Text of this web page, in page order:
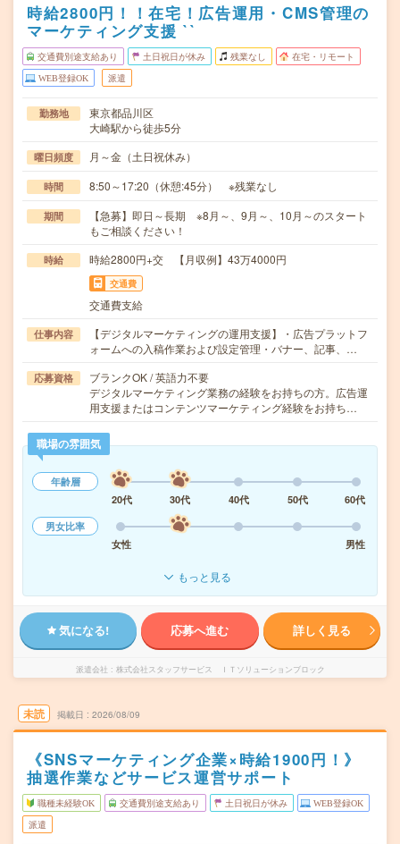
時給2800円！！在宅！広告運用・CMS管理の
マーケティング支援 ``
交通費別途支給あり 土日祝日が休み 残業なし 在宅・リモート
WEB登録OK 派遣
勤務地
東京都品川区
大崎駅から徒歩5分
曜日頻度 月～金（土日祝休み）
時間 8:50～17:20（休憩:45分） ※残業なし
期間
【急募】即日～長期 ※8月～、9月～、10月～のスタート
もご相談ください！
時給 時給2800円+交 【月収例】43万4000円
交通費
交通費支給
仕事内容
【デジタルマーケティングの運用支援】・広告プラットフ
ォームへの入稿作業および設定管理・バナー、記事、…
応募資格
ブランクOK / 英語力不要
デジタルマーケティング業務の経験をお持ちの方。広告運
用支援またはコンテンツマーケティング経験をお持ち…
職場の雰囲気
年齢層
20代
30代 40代 50代
60代
男女比率
女性
男性
もっと見る
気になる! 応募へ進む 詳しく見る
派遣会社 株式会社スタッフサービス ＩＴソリューションブロック
未読 掲載日 2026/08/09
《SNSマーケティング企業×時給1900円！》
抽選作業などサービス運営サポート
職種未経験OK 交通費別途支給あり 土日祝日が休み WEB登録OK
派遣